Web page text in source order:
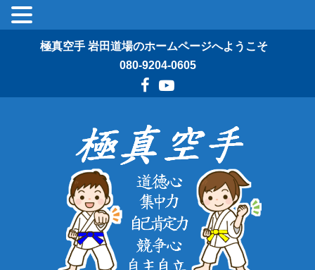
極真空手 岩田道場のホームページへようこそ
080-9204-0605